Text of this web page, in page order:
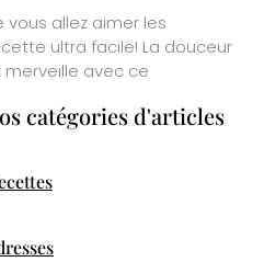
vous allez aimer les
ultra facile! La douceur
avec ce
catégories d'articles